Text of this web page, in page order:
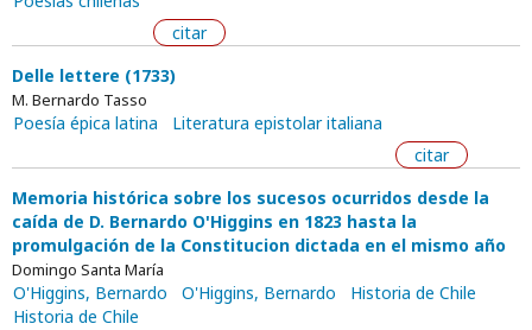
citar
Delle lettere (1733)
M. Bernardo Tasso
Poesía épica latina
Literatura epistolar italiana
citar
Memoria histórica sobre los sucesos ocurridos desde la
caída de D. Bernardo O'Higgins en 1823 hasta la
promulgación de la Constitucion dictada en el mismo año
Domingo Santa María
O'Higgins, Bernardo O'Higgins, Bernardo
Historia de Chile
Historia de Chile